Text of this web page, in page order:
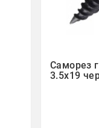
Саморез
3.5х19